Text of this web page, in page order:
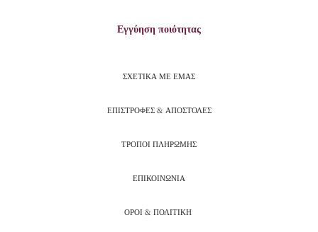
Εγγύηση ποιότητας
ΣΧΕΤΙΚΑ ΜΕ ΕΜΑΣ
ΕΠΙΣΤΡΟΦΕΣ & ΑΠΟΣΤΟΛΕΣ
ΤΡΟΠΟΙ ΠΛΗΡΩΜΗΣ
ΕΠΙΚΟΙΝΩΝΙΑ
ΟΡΟΙ & ΠΟΛΙΤΙΚΗ